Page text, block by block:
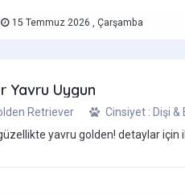
15 Temmuz 2026 , Çarşamba
Yavru Uygun
Retriever
Cinsiyet : Dişi &
yavru golden! detaylar için